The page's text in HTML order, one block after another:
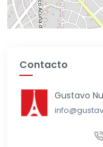
Contacto
Gustavo